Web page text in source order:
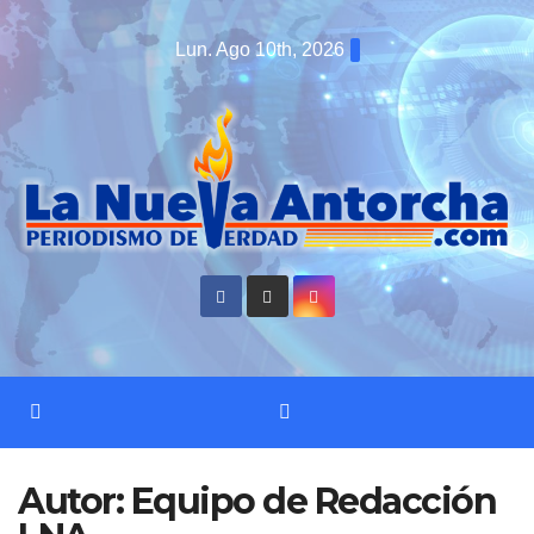
Saltar
al
contenido
Lun. Ago 10th, 2026
Autor: Equipo de Redacción